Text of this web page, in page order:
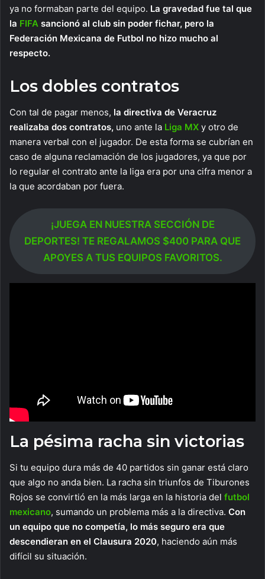
ya no formaban parte del equipo. La gravedad fue tal que
la FIFA sancionó al club sin poder fichar, pero la
Federación Mexicana de Futbol no hizo mucho al
respecto.
Los dobles contratos
Con tal de pagar menos, la directiva de Veracruz
realizaba dos contratos, uno ante la Liga MX y otro de
manera verbal con el jugador. De esta forma se cubrían en
caso de alguna reclamación de los jugadores, ya que por
lo regular el contrato ante la liga era por una cifra menor a
la que acordaban por fuera.
¡JUEGA EN NUESTRA SECCIÓN DE
DEPORTES! TE REGALAMOS $400 PARA QUE
APOYES A TUS EQUIPOS FAVORITOS.
La pésima racha sin victorias
Si tu equipo dura más de 40 partidos sin ganar está claro
que algo no anda bien. La racha sin triunfos de Tiburones
Rojos se convirtió en la más larga en la historia del futbol
mexicano, sumando un problema más a la directiva. Con
un equipo que no competía, lo más seguro era que
descendieran en el Clausura 2020, haciendo aún más
difícil su situación.